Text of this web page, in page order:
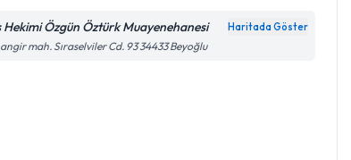
Hekimi Özgün Öztürk Muayenehanesi Haritada Göster
mah. Sıraselviler Cd. 93 34433 Beyoğlu